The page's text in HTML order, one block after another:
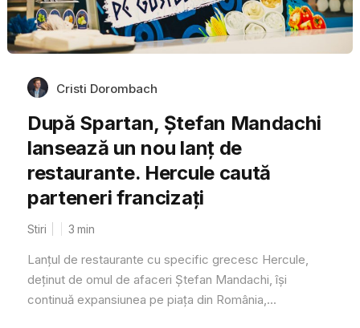
Cristi Dorombach
După Spartan, Ștefan Mandachi
lansează un nou lanț de
restaurante. Hercule caută
parteneri francizați
Stiri 3 min
Lanțul de restaurante cu specific grecesc Hercule,
deținut de omul de afaceri Ștefan Mandachi, își
continuă expansiunea pe piața din România,...